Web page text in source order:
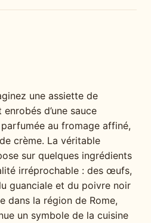
une assiette de
d’une sauce
au fromage affiné,
crème. La véritable
sur quelques ingrédients
irréprochable : des œufs,
guanciale et du poivre noir
dans la région de Rome,
un symbole de la cuisine